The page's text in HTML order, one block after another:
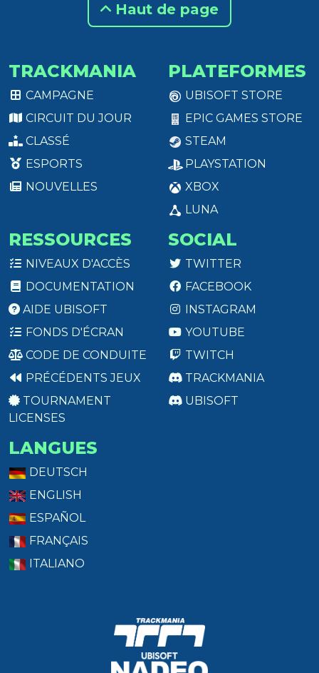
Haut de page
TRACKMANIA
CAMPAGNE
CIRCUIT DU JOUR
CLASSÉ
ESPORTS
NOUVELLES
PLATEFORMES
UBISOFT STORE
EPIC GAMES STORE
STEAM
PLAYSTATION
XBOX
LUNA
RESSOURCES
NIVEAUX D'ACCÈS
DOCUMENTATION
AIDE UBISOFT
FONDS D'ÉCRAN
CODE DE CONDUITE
PRÉCÉDENTS JEUX
TOURNAMENT
LICENSES
SOCIAL
TWITTER
FACEBOOK
INSTAGRAM
YOUTUBE
TWITCH
TRACKMANIA
UBISOFT
LANGUES
DEUTSCH
ENGLISH
ESPAÑOL
FRANÇAIS
ITALIANO